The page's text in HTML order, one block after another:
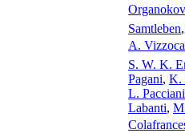
Organokov
Samtleben,
A. Vizzoca
S. W. K.
Pagani, K.
L. Pacciani
Labanti,